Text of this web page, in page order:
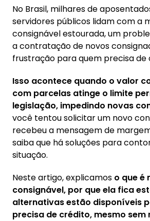
3.2. Portabilidade de
3.3. Revisão de descontos na
pagamento
No Brasil, milhares de
servidores públicos lidam com a
consignável estourada, um
a contratação de novos
frustração para quem precisa de
Isso acontece quando o valor
com parcelas atinge o limite
legislação, impedindo novas
você tentou solicitar um novo
recebeu a mensagem de
saiba que há soluções para
situação.
Neste artigo, explicamos o que é
consignável, por que ela fica
alternativas estão disponíveis
precisa de crédito, mesmo sem